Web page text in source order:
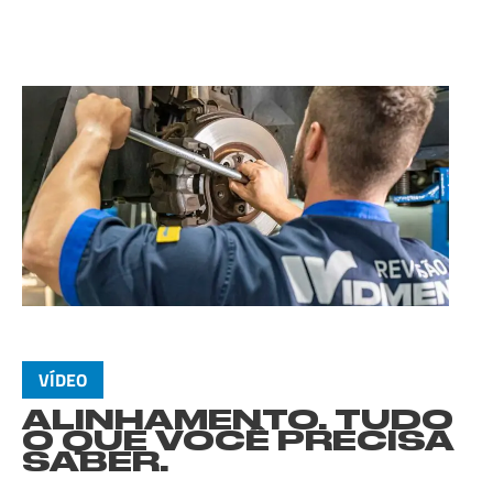
VÍDEO
ALINHAMENTO. TUDO
O QUE VOCÊ PRECISA
SABER.